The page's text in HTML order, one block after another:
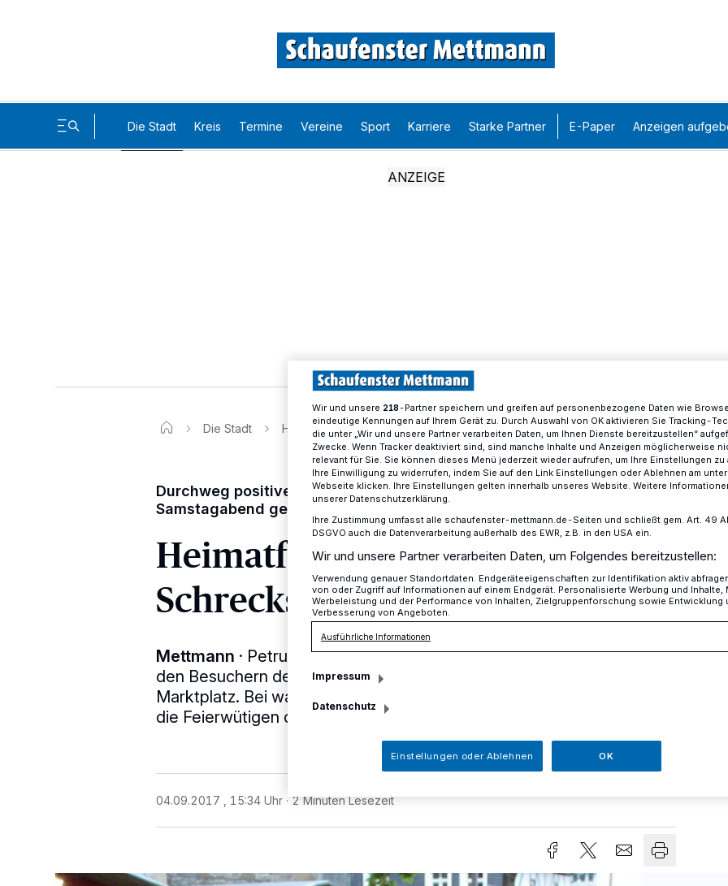
Die Stadt Kreis Termine Vereine Sport Karriere Starke Partner E-Paper Anzeigen
Die Stadt Heimatfest mit Schrecksekunden
Durchweg positive Bilanz wird durch Pfeffersprayattacke am
Samstagabend geschmälert
Heimatfest mit
Schrecksekunden
Mettmann · Petrus meinte es am vergangenen Wochenende gut mit
den Besuchern des 41. Heimatfestes auf dem historischen
Marktplatz. Bei warmen Temperaturen und Sonnenstrahlen konnten
die Feierwütigen die kühlen Getränke genießen.
04.09.2017 , 15:34 Uhr 2 Minuten Lesezeit
Wir und unsere 218-Partner speichern und greifen auf personenbezogene Daten wie
eindeutige Kennungen auf Ihrem Gerät zu. Durch Auswahl von OK aktivieren Sie Tracking-
die unter „Wir und unsere Partner verarbeiten Daten, um Ihnen Dienste bereitzustellen“
Zwecke. Wenn Tracker deaktiviert sind, sind manche Inhalte und Anzeigen möglicherweise
relevant für Sie. Sie können dieses Menü jederzeit wieder aufrufen, um Ihre Einstellungen zu
Ihre Einwilligung zu widerrufen, indem Sie auf den Link Einstellungen oder Ablehnen am
Webseite klicken. Ihre Einstellungen gelten innerhalb unseres Website. Weitere
unserer Datenschutzerklärung.
Ihre Zustimmung umfasst alle schaufenster-mettmann.de-Seiten und schließt gem. Art. 49
DSGVO auch die Datenverarbeitung außerhalb des EWR, z.B. in den USA ein.
Wir und unsere Partner verarbeiten Daten, um Folgendes bereitzustellen:
Verwendung genauer Standortdaten. Endgeräteeigenschaften zur Identifikation aktiv
von oder Zugriff auf Informationen auf einem Endgerät. Personalisierte Werbung und Inhalte,
Werbeleistung und der Performance von Inhalten, Zielgruppenforschung sowie Entwicklung
Verbesserung von Angeboten.
Ausführliche Informationen
Impressum
Datenschutz
Einstellungen oder Ablehnen OK